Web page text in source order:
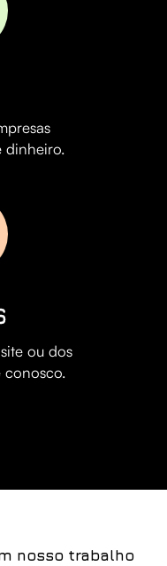
dinheiro.
ou dos
conosco.
nosso trabalho